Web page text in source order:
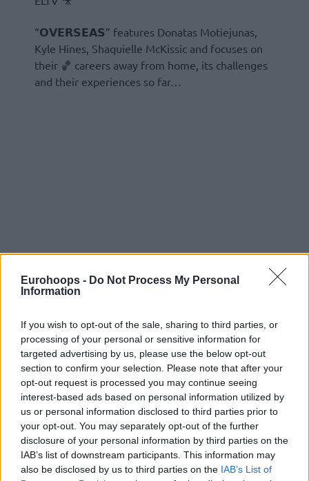
Eurohoops - Do Not Process My Personal
Information
If you wish to opt-out of the sale, sharing to third parties, or
processing of your personal or sensitive information for
targeted advertising by us, please use the below opt-out
section to confirm your selection. Please note that after your
opt-out request is processed you may continue seeing
interest-based ads based on personal information utilized by
us or personal information disclosed to third parties prior to
your opt-out. You may separately opt-out of the further
disclosure of your personal information by third parties on the
IAB’s list of downstream participants. This information may
also be disclosed by us to third parties on the IAB’s List of
“𝗢𝗩𝗘𝗥𝗦𝗘𝗔𝗦” features Donatas Motiejunas,
Kyle Hines, Shaquielle McKissic and focuses on
their 🏀 careers away from home, its challenges
and their experiences so far…